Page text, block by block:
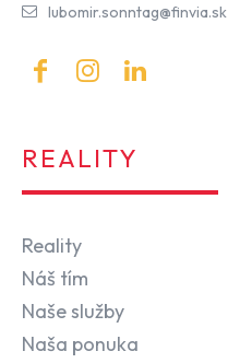
lubomir.sonntag@finvia.sk
REALITY
Reality
Náš tím
Naše služby
Naša ponuka